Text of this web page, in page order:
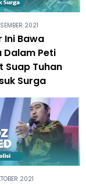
2021
Ini Bawa
Dalam Peti
Suap Tuhan
Surga
2021